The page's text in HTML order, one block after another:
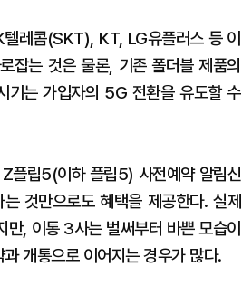
레콤(SKT), KT, LG유플러스 등 이
잡는 것은 물론, 기존 폴더블 제품의
기는 가입자의 5G 전환을 유도할 수
플립5(이하 플립5) 사전예약 알림신
것만으로도 혜택을 제공한다. 실제
, 이통 3사는 벌써부터 바쁜 모습이
개통으로 이어지는 경우가 많다.